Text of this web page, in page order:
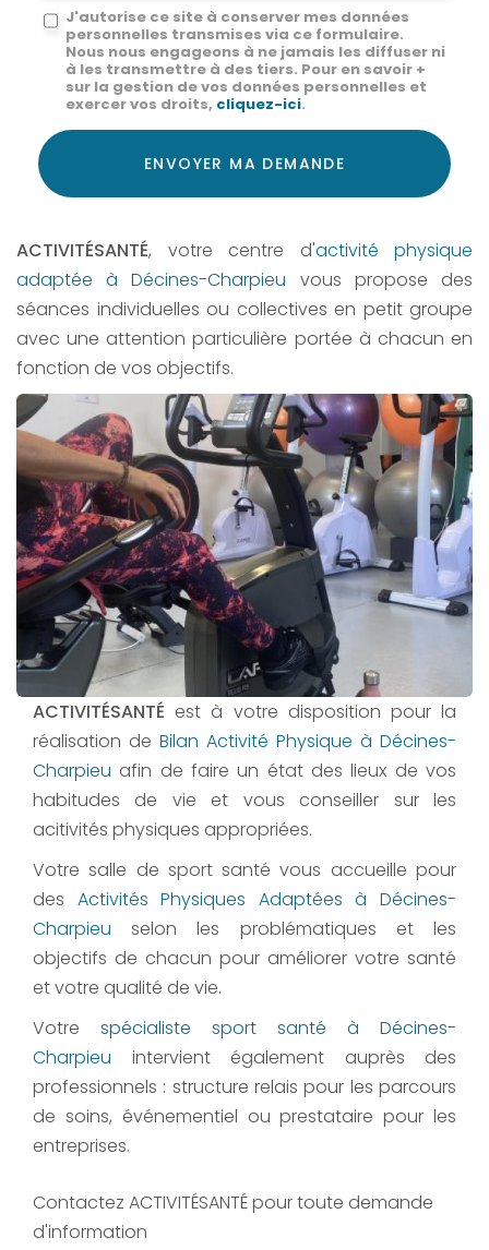
Message
J'autorise ce site à conserver mes données
personnelles transmises via ce formulaire.
Nous nous engageons à ne jamais les diffuser ni
à les transmettre à des tiers. Pour en savoir +
sur la gestion de vos données personnelles et
exercer vos droits, cliquez-ici.
Acceptation
RGPD
ENVOYER MA DEMANDE
ACTIVITÉSANTÉ, votre centre d'activité physique
adaptée à Décines-Charpieu vous propose des
séances individuelles ou collectives en petit groupe
avec une attention particulière portée à chacun en
fonction de vos objectifs.
ACTIVITÉSANTÉ est à votre disposition pour la
réalisation de Bilan Activité Physique à Décines-
Charpieu afin de faire un état des lieux de vos
habitudes de vie et vous conseiller sur les
acitivités physiques appropriées.
Votre salle de sport santé vous accueille pour
des Activités Physiques Adaptées à Décines-
Charpieu selon les problématiques et les
objectifs de chacun pour améliorer votre santé
et votre qualité de vie.
Votre spécialiste sport santé à Décines-
Charpieu intervient également auprès des
professionnels : structure relais pour les parcours
de soins, événementiel ou prestataire pour les
entreprises.
Contactez ACTIVITÉSANTÉ pour toute demande
d'information